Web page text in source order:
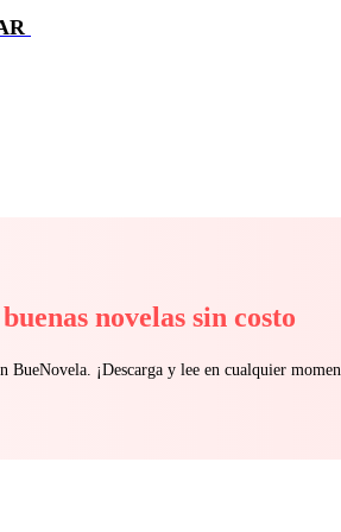
buenas novelas sin costo
BueNovela. ¡Descarga y lee en cualquier